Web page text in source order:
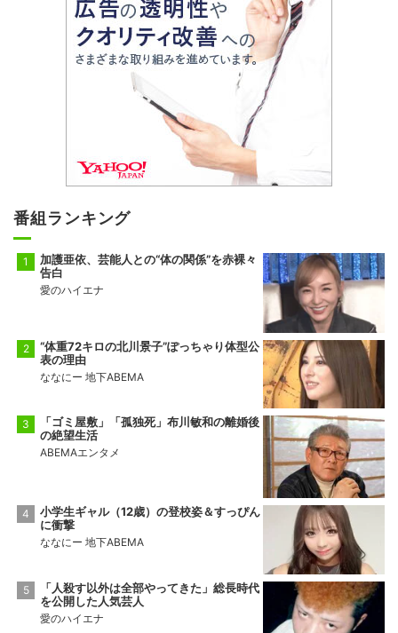
番組ランキング
加護亜依、芸能人との“体の関係”を赤裸々
告白
愛のハイエナ
“体重72キロの北川景子”ぽっちゃり体型公
表の理由
ななにー 地下ABEMA
「ゴミ屋敷」「孤独死」布川敏和の離婚後
の絶望生活
ABEMAエンタメ
小学生ギャル（12歳）の登校姿＆すっぴん
に衝撃
ななにー 地下ABEMA
「人殺す以外は全部やってきた」総長時代
を公開した人気芸人
愛のハイエナ